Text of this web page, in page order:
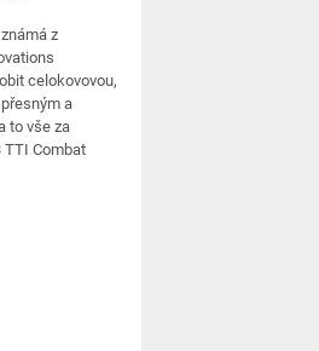
z
celokovovou,
a
to vše za
TTI Combat